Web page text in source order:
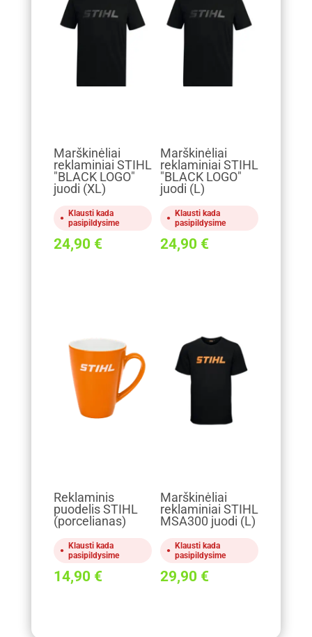
Marškinėliai
reklaminiai STIHL
"BLACK LOGO"
juodi (XL)
Klausti kada
pasipildysime
24,90 €
Marškinėliai
reklaminiai STIHL
"BLACK LOGO"
juodi (L)
Klausti kada
pasipildysime
24,90 €
Reklaminis
puodelis STIHL
(porcelianas)
Klausti kada
pasipildysime
14,90 €
Marškinėliai
reklaminiai STIHL
MSA300 juodi (L)
Klausti kada
pasipildysime
29,90 €